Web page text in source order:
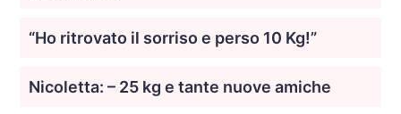
“Ho ritrovato il sorriso e perso 10 Kg!”
Nicoletta: – 25 kg e tante nuove amiche